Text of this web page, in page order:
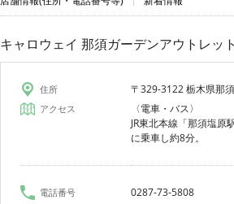
キャロウェイ 那須ガーデンアウトレッ
住所 〒329-3122 栃木県那
アクセス
〈電車・バス〉
JR東北本線「那須塩
に乗車し約8分。
電話番号 0287-73-5808